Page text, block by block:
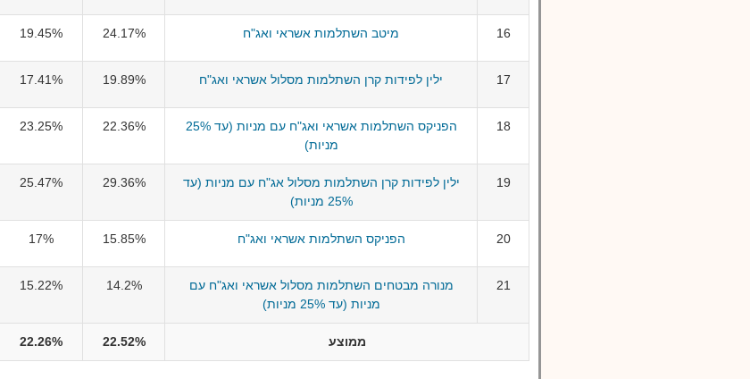
16 מיטב השתלמות אשראי ואג"ח 24.17%
19.45%
17 ילין לפידות קרן השתלמות מסלול אשראי ואג"ח 19.89%
17.41%
18
הפניקס השתלמות אשראי ואג"ח עם מניות (עד 25%
מניות)
22.36%
23.25%
19
ילין לפידות קרן השתלמות מסלול אג"ח עם מניות (עד
25% מניות)
29.36%
25.47%
20 הפניקס השתלמות אשראי ואג"ח 15.85%
17%
21
מנורה מבטחים השתלמות מסלול אשראי ואג"ח עם
מניות (עד 25% מניות)
14.2%
15.22%
ממוצע 22.52%
22.26%